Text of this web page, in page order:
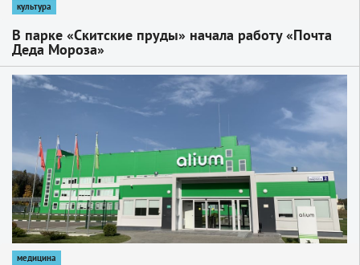
культура
В парке «Скитские пруды» начала работу «Почта
Деда Мороза»
1
медицина